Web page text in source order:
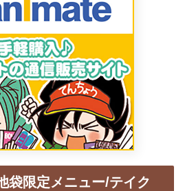
袋限定メニュー/テイク